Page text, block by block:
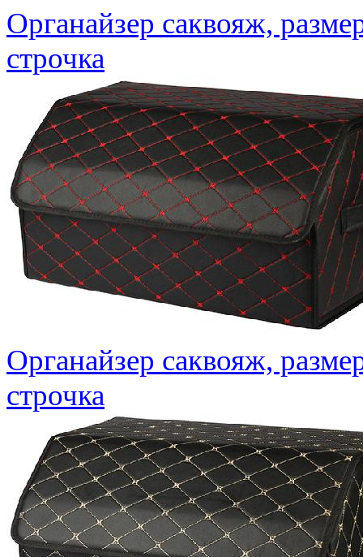
Органайзер саквояж,
строчка
Органайзер саквояж,
строчка